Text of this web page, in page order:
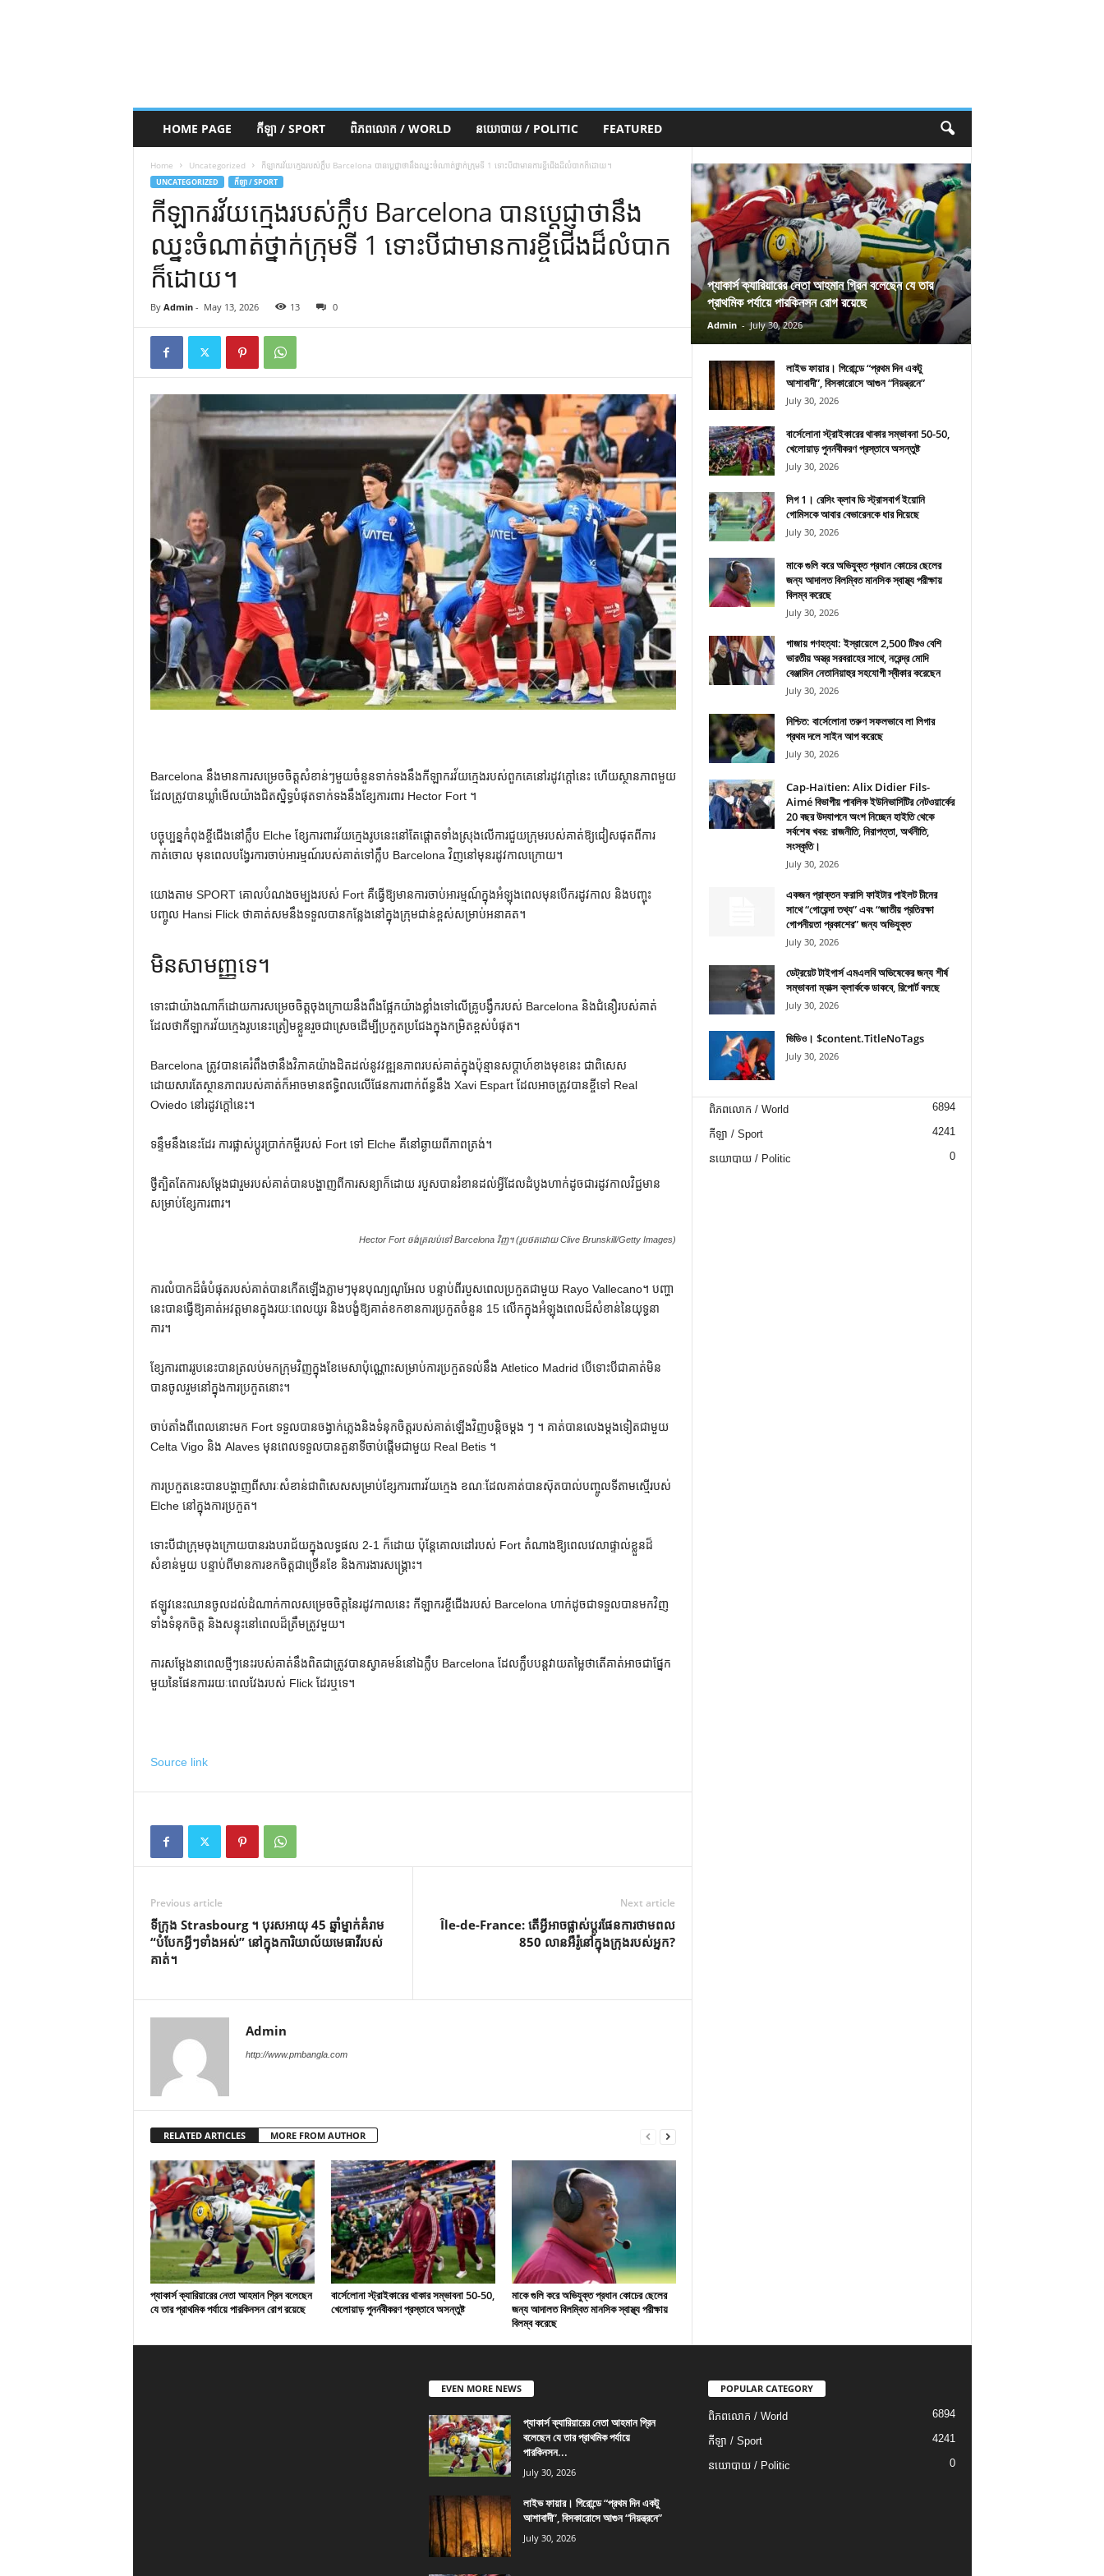
HOME PAGE កីឡា / SPORT ពិភពលោក / WORLD នយោបាយ / POLITIC FEATURED
Home Uncategorized កីឡាករវ័យក្មេងរបស់ក្លឹប Barcelona បានប្តេជ្ញាថានឹងឈ្នះចំណាត់ថ្នាក់ក្រុមទី 1 ទោះបីជាមានការខ្ចីជើងដ៏លំបាកក៏ដោយ។
UNCATEGORIZED កីឡា / SPORT
កីឡាករវ័យក្មេងរបស់ក្លឹប Barcelona បានប្តេជ្ញាថានឹង
ឈ្នះចំណាត់ថ្នាក់ក្រុមទី 1 ទោះបីជាមានការខ្ចីជើងដ៏លំបាក
ក៏ដោយ។
By Admin- May 13, 2026 13 0
Barcelona នឹងមានការសម្រេចចិត្តសំខាន់ៗមួយចំនួនទាក់ទងនឹងកីឡាករវ័យក្មេងរបស់ពួកគេនៅរដូវក្តៅនេះ ហើយស្ថានភាពមួយ
ដែលត្រូវបានឃ្លាំមើលយ៉ាងជិតស្និទ្ធបំផុតទាក់ទងនឹងខ្សែការពារ Hector Fort ។
បច្ចុប្បន្នកំពុងខ្ចីជើងនៅក្លឹប Elche ខ្សែការពារវ័យក្មេងរូបនេះនៅតែផ្តោតទាំងស្រុងលើការជួយក្រុមរបស់គាត់ឱ្យជៀសផុតពីការ
កាត់ចោល មុនពេលបង្វែរការចាប់អារម្មណ៍របស់គាត់ទៅក្លឹប Barcelona វិញនៅមុនរដូវកាលក្រោយ។
យោងតាម ​​SPORT គោលបំណងចម្បងរបស់ Fort គឺធ្វើឱ្យមានការចាប់អារម្មណ៍ក្នុងអំឡុងពេលមុនបើករដូវកាល និងបញ្ចុះ
បញ្ចូល Hansi Flick ថាគាត់សមនឹងទទួលបានកន្លែងនៅក្នុងក្រុមជាន់ខ្ពស់សម្រាប់អនាគត។
មិនសាមញ្ញទេ។
ទោះជាយ៉ាងណាក៏ដោយការសម្រេចចិត្តចុងក្រោយនឹងពឹងផ្អែកយ៉ាងខ្លាំងទៅលើគ្រូបង្វឹករបស់ Barcelona និងជំនឿរបស់គាត់
ដែលថាកីឡាករវ័យក្មេងរូបនេះត្រៀមខ្លួនរួចជាស្រេចដើម្បីប្រកួតប្រជែងក្នុងកម្រិតខ្ពស់បំផុត។
Barcelona ត្រូវបានគេរំពឹងថានឹងវិភាគយ៉ាងដិតដល់នូវវឌ្ឍនភាពរបស់គាត់ក្នុងប៉ុន្មានសប្តាហ៍ខាងមុខនេះ ជាពិសេស
ដោយសារតែស្ថានភាពរបស់គាត់ក៏អាចមានឥទ្ធិពលលើផែនការពាក់ព័ន្ធនឹង Xavi Espart ដែលអាចត្រូវបានខ្ចីទៅ Real
Oviedo នៅរដូវក្តៅនេះ។
ទន្ទឹមនឹងនេះដែរ ការផ្លាស់ប្តូរប្រាក់កម្ចីរបស់ Fort ទៅ Elche គឺនៅឆ្ងាយពីភាពត្រង់។
ថ្វីត្បិតតែការសម្តែងជារួមរបស់គាត់បានបង្ហាញពីការសន្យាក៏ដោយ របួសបានរំខានដល់អ្វីដែលដំបូងហាក់ដូចជារដូវកាលវិជ្ជមាន
សម្រាប់ខ្សែការពារ។
Hector Fort ចង់ត្រលប់ទៅ Barcelona វិញ។ (រូបថតដោយ Clive Brunskill/Getty Images)
ការលំបាកដ៏ធំបំផុតរបស់គាត់បានកើតឡើងភ្លាមៗមុនបុណ្យណូអែល បន្ទាប់ពីរបួសពេលប្រកួតជាមួយ Rayo Vallecano។ បញ្ហា​
នេះ​បាន​ធ្វើ​ឱ្យ​គាត់​អវត្តមាន​ក្នុង​រយៈ​ពេល​យូរ និង​បង្ខំ​ឱ្យ​គាត់​ខកខាន​ការ​ប្រកួត​ចំនួន 15 លើក​ក្នុង​អំឡុង​ពេល​ដ៏​សំខាន់​នៃ​យុទ្ធនា
ការ។
ខ្សែការពាររូបនេះបានត្រលប់មកក្រុមវិញក្នុងខែមេសាប៉ុណ្ណោះសម្រាប់ការប្រកួតទល់នឹង Atletico Madrid បើទោះបីជាគាត់មិន
បានចូលរួមនៅក្នុងការប្រកួតនោះ។
ចាប់តាំងពីពេលនោះមក Fort ទទួលបានចង្វាក់ភ្លេងនិងទំនុកចិត្តរបស់គាត់ឡើងវិញបន្តិចម្តង ៗ ។ គាត់បានលេងម្តងទៀតជាមួយ
Celta Vigo និង Alaves មុនពេលទទួលបានតួនាទីចាប់ផ្តើមជាមួយ Real Betis ។
ការប្រកួតនេះបានបង្ហាញពីសារៈសំខាន់ជាពិសេសសម្រាប់ខ្សែការពារវ័យក្មេង ខណៈដែលគាត់បានស៊ុតបាល់បញ្ចូលទីតាមស្មើរបស់
Elche នៅក្នុងការប្រកួត។
ទោះបីជាក្រុមចុងក្រោយបានរងបរាជ័យក្នុងលទ្ធផល 2-1 ក៏ដោយ ប៉ុន្តែគោលដៅរបស់ Fort តំណាងឱ្យពេលវេលាផ្ទាល់ខ្លួនដ៏
សំខាន់មួយ បន្ទាប់ពីមានការខកចិត្តជាច្រើនខែ និងការងារសង្គ្រោះ។
ឥឡូវនេះឈានចូលដល់ដំណាក់កាលសម្រេចចិត្តនៃរដូវកាលនេះ កីឡាករខ្ចីជើងរបស់ Barcelona ហាក់ដូចជាទទួលបានមកវិញ
ទាំងទំនុកចិត្ត និងសន្ទុះនៅពេលដ៏ត្រឹមត្រូវមួយ។
ការសម្តែងនាពេលថ្មីៗនេះរបស់គាត់នឹងពិតជាត្រូវបានស្វាគមន៍នៅឯក្លឹប Barcelona ដែលក្លឹបបន្តវាយតម្លៃថាតើគាត់អាចជាផ្នែក
មួយនៃផែនការរយៈពេលវែងរបស់ Flick ដែរឬទេ។
Source link
Previous article
ទីក្រុង Strasbourg ។ បុរសអាយុ 45 ឆ្នាំម្នាក់គំរាម
“បំបែកអ្វីៗទាំងអស់” នៅក្នុងការិយាល័យមេធាវីរបស់
គាត់។
Next article
Île-de-France: តើអ្វីអាចផ្លាស់ប្តូរផែនការថាមពល
850 លានអឺរ៉ូនៅក្នុងក្រុងរបស់អ្នក?
Admin
http://www.pmbangla.com
RELATED ARTICLES MORE FROM AUTHOR
প্যাকার্স ক্যারিয়ারের নেতা আহমান গ্রিন বলেছেন
যে তার প্রাথমিক পর্যায়ে পারকিনসন রোগ রয়েছে
বার্সেলোনা স্ট্রাইকারের থাকার সম্ভাবনা 50-50,
খেলোয়াড় পুনর্নবীকরণ প্রস্তাবে অসন্তুষ্ট
মাকে গুলি করে অভিযুক্ত প্রধান কোচের ছেলের
জন্য আদালত বিলম্বিত মানসিক স্বাস্থ্য পরীক্ষায়
বিলম্ব করেছে
প্যাকার্স ক্যারিয়ারের নেতা আহমান গ্রিন বলেছেন যে তার
প্রাথমিক পর্যায়ে পারকিনসন রোগ রয়েছে
Admin - July 30, 2026
লাইভ ফায়ার। গিরোন্ডে “প্রথম দিন একটু
আশাবাদী”, বিসকারোসে আগুন “নিয়ন্ত্রনে”
July 30, 2026
বার্সেলোনা স্ট্রাইকারের থাকার সম্ভাবনা 50-50,
খেলোয়াড় পুনর্নবীকরণ প্রস্তাবে অসন্তুষ্ট
July 30, 2026
লিগ 1। রেসিং ক্লাব ডি স্ট্রাসবার্গ ইয়োনি
গোমিসকে আবার বেভারেনকে ধার দিয়েছে
July 30, 2026
মাকে গুলি করে অভিযুক্ত প্রধান কোচের ছেলের
জন্য আদালত বিলম্বিত মানসিক স্বাস্থ্য পরীক্ষায়
বিলম্ব করেছে
July 30, 2026
গাজায় গণহত্যা: ইস্রায়েলে 2,500 টিরও বেশি
ভারতীয় অস্ত্র সরবরাহের সাথে, নরেন্দ্র মোদি
বেঞ্জামিন নেতানিয়াহুর সহযোগী স্বীকার করেছেন
July 30, 2026
নিশ্চিত: বার্সেলোনা তরুণ সফলভাবে লা লিগার
প্রথম দলে সাইন আপ করেছে
July 30, 2026
Cap-Haïtien: Alix Didier Fils-
Aimé বিভাগীয় পাবলিক ইউনিভার্সিটির নেটওয়ার্কের
20 বছর উদযাপনে অংশ নিচ্ছেন হাইতি থেকে
সর্বশেষ খবর: রাজনীতি, নিরাপত্তা, অর্থনীতি,
সংস্কৃতি।
July 30, 2026
একজন প্রাক্তন ফরাসি ফাইটার পাইলট চীনের
সাথে “গোয়েন্দা তথ্য” এবং “জাতীয় প্রতিরক্ষা
গোপনীয়তা প্রকাশের” জন্য অভিযুক্ত
July 30, 2026
ডেট্রয়েট টাইগার্স এমএলবি অভিষেকের জন্য শীর্ষ
সম্ভাবনা ম্যাক্স ক্লার্ককে ডাকবে, রিপোর্ট বলছে
July 30, 2026
ভিডিও। $content.TitleNoTags
July 30, 2026
ពិភពលោក / World 6894
កីឡា / Sport 4241
នយោបាយ / Politic 0
EVEN MORE NEWS
প্যাকার্স ক্যারিয়ারের নেতা আহমান গ্রিন
বলেছেন যে তার প্রাথমিক পর্যায়ে
পারকিনসন...
July 30, 2026
লাইভ ফায়ার। গিরোন্ডে “প্রথম দিন একটু
আশাবাদী”, বিসকারোসে আগুন “নিয়ন্ত্রনে”
July 30, 2026
POPULAR CATEGORY
ពិភពលោក / World 6894
កីឡា / Sport 4241
នយោបាយ / Politic 0